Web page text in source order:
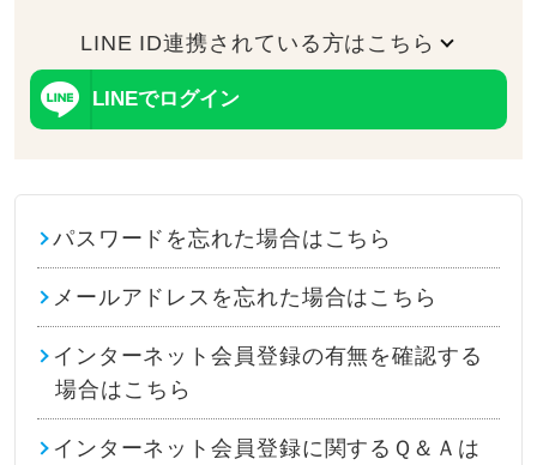
LINE ID連携されている方はこちら
LINEでログイン
パスワードを忘れた場合はこちら
メールアドレスを忘れた場合はこちら
インターネット会員登録の有無を確認する
場合はこちら
インターネット会員登録に関するＱ＆Ａは